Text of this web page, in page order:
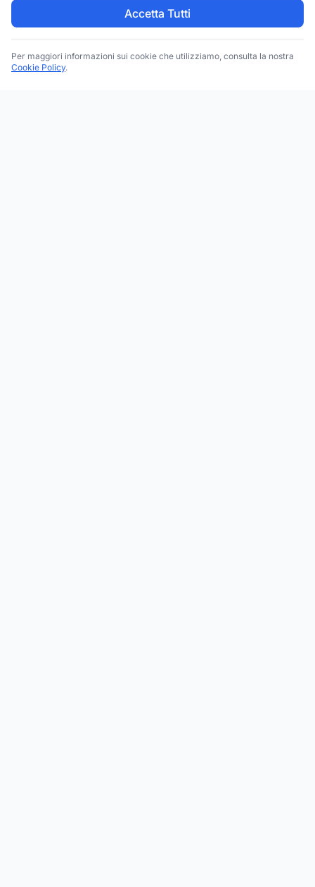
Accetta Tutti
Per maggiori informazioni sui cookie che utilizziamo, consulta la nostra
Cookie Policy.